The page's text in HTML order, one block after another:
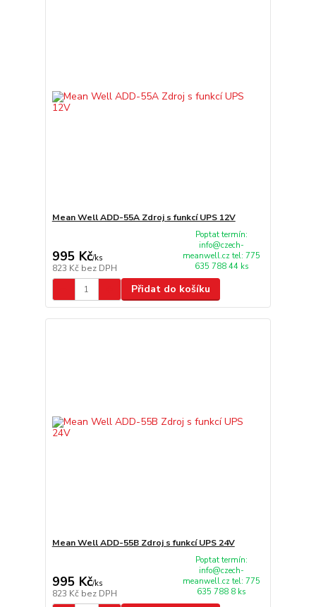
Mean Well ADD-55A Zdroj s funkcí UPS 12V
995 Kč/ks
823 Kč bez DPH
Poptat termín:
info@czech-
meanwell.cz tel: 775
635 788 44 ks
Přidat do košíku
Mean Well ADD-55B Zdroj s funkcí UPS 24V
995 Kč/ks
823 Kč bez DPH
Poptat termín:
info@czech-
meanwell.cz tel: 775
635 788 8 ks